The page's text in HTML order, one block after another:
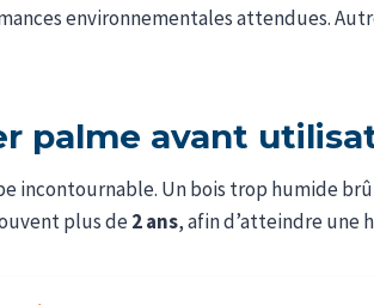
environnementales attendues.
palme avant
incontournable. Un bois trop humide
plus de2 ans, afin d’atteindre une